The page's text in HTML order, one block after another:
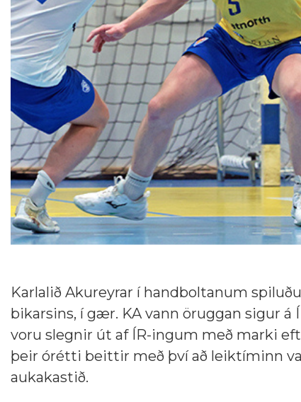
Karlalið Akureyrar í handboltanum
bikarsins, í gær. KA vann öruggan sigur á
voru slegnir út af ÍR-ingum með marki
þeir órétti beittir með því að leiktíminn
aukakastið.